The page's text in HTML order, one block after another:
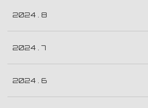
2024 . 8
2024 . 7
2024 . 6